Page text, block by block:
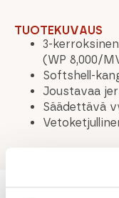
TUOTEKUVAUS
3-
(WP 8,000/
Softshell-
Joustavaa
Säädettävä